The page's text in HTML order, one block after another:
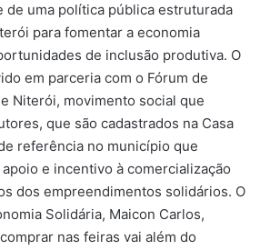
de uma política pública estruturada
para fomentar a economia
de inclusão produtiva. O
em parceria com o Fórum de
Niterói, movimento social que
que são cadastrados na Casa
referência no município que
e incentivo à comercialização
dos empreendimentos solidários. O
Solidária, Maicon Carlos,
nas feiras vai além do